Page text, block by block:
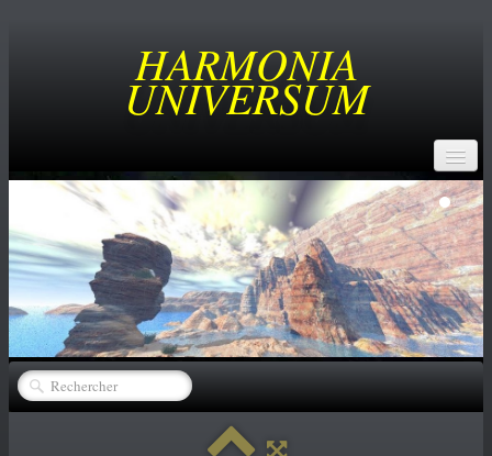
HARMONIA
UNIVERSUM
ACCUEIL
BUT
SERVICES
CREATEURS▼
CATALOGUE
ACHATS